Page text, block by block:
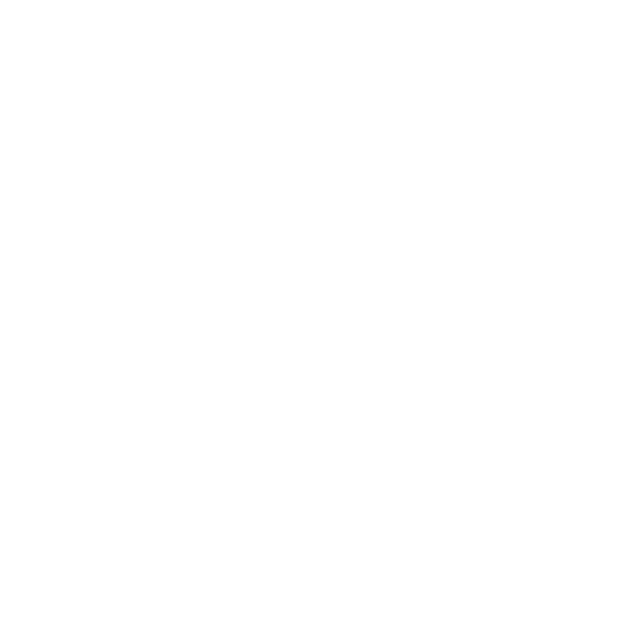
Meer unterwegs und hatten von ihren
Woche in Ägypten:
Blue Water Dive Resort, bekannt und sie hat sich jetzt in der ruhigen Zeit für diese
die Tauchlehrer und Tauchschüler im Klassenraum und in der Lagune des Giftun Hotels verbracht. Für Tag 2 und 3 ging es mit den
hier nahm das Rescue Diver Kurs Schicksal seinen Lauf. Es folgten panische Taucher, Verletzungen in der Küche, eine hysterische
Art von Katy und Michael, die Taucher zu retten) so einige Tode zu verantworten hatte, haben am Ende alle überlebt.
positive Herausforderung, die sie bis an ihre Grenzen gebracht hat. Ihre persönliche Erkenntnis über den Kurs: „Salzwasser ist salzig!“.
Seit letzter Woche entführen wir euch wieder täglich in die atemberaubende Welt des Roten Meeres – und zwar auf unserem
aus der Unterwasserwelt und so könnt ihr auch vom heimischen Sofa aus die bunte Unterwasserwelt mit ihren kleinen und großen
sich in jedem App Store kostenlos runterladen. Finden könnt ihr uns unter dem Namen jamesundmacdiving oder du folgst einfach
Hurghada